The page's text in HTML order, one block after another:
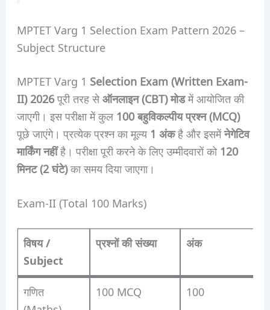
MPTET Varg 1 Selection Exam Pattern 2026 –
Subject Structure
MPTET Varg 1 Selection Exam (Written Exam-
II) 2026पूरी तरह सेऑनलाइन (CBT) मोडमें आयोजित की
जाएगी। इस परीक्षा में कुल 100 बहुविकल्पीय प्रश्न (MCQ)
पूछे जाएंगे। प्रत्येक प्रश्न का मूल्य1 अंकहै और इसमेंनेगेटिव
मार्किंग नहींहै। परीक्षा पूरी करने के लिए उम्मीदवारों को120
मिनट (2 घंटे)का समय दिया जाएगा।
Exam-II (Total 100 Marks)
विषय /
Subject
प्रश्नों की संख्या अंक
गणित
100 MCQ 100